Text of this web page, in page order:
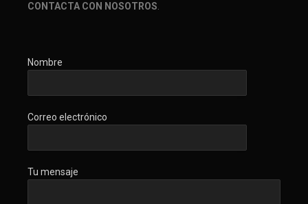
CONTACTA CON NOSOTROS
Nombre
Correo electrónico
Tu mensaje